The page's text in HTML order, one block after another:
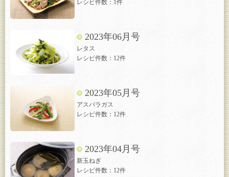
レシピ件数：1件
2023年06月号
レタス
レシピ件数：12件
2023年05月号
アスパラガス
レシピ件数：12件
2023年04月号
新玉ねぎ
レシピ件数：12件